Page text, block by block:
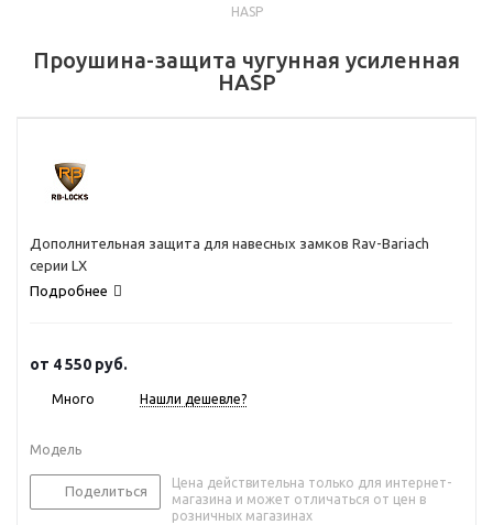
HASP
Проушина-защита чугунная усиленная
HASP
Дополнительная защита для навесных замков Rav-Bariach
серии LX
Подробнее
от 4 550 руб.
Много Нашли дешевле?
Модель
Поделиться
Цена действительна только для интернет-
магазина и может отличаться от цен в
розничных магазинах